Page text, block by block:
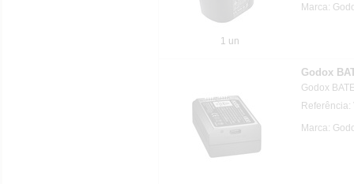
1 un
Marca:
Godox
Godox
Referência:
Marca: